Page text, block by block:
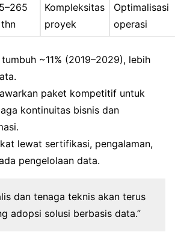
Kompleksitas
proyek
Optimalisasi
operasi
~11% (2019–2029), lebih
paket kompetitif untuk
kontinuitas bisnis dan
lewat sertifikasi, pengalaman,
pengelolaan data.
dan tenaga teknis akan terus
adopsi solusi berbasis data.”